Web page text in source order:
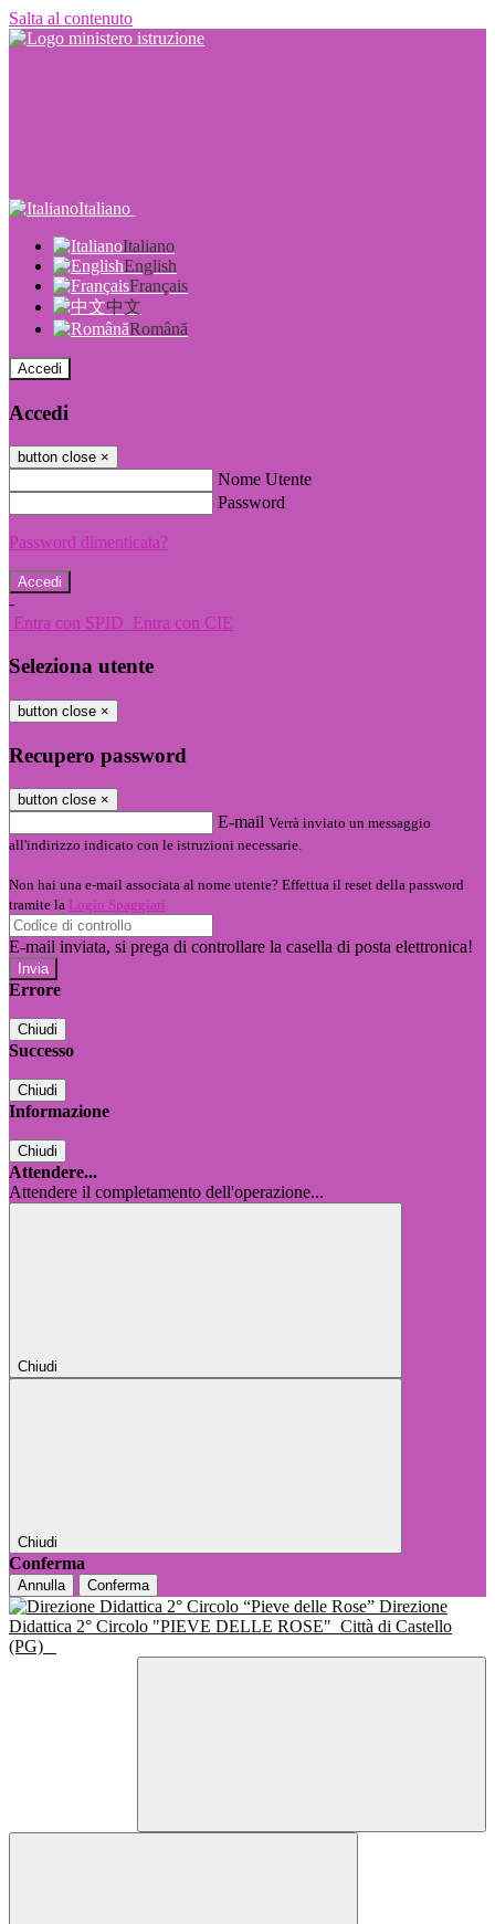
Salta al contenuto
Italiano
Italiano
English
Français
中文
Română
Accedi
Accedi
button close ×
Nome Utente
Password
Password dimenticata?
-
Entra con SPID Entra con CIE
Seleziona utente
button close ×
Recupero password
button close ×
E-mail Verrà inviato un messaggio
all'indirizzo indicato con le istruzioni necessarie.
Non hai una e-mail associata al nome utente? Effettua il reset della password
tramite la Login Spaggiari
E-mail inviata, si prega di controllare la casella di posta elettronica!
Errore
Chiudi
Successo
Chiudi
Informazione
Chiudi
Attendere...
Attendere il completamento dell'operazione...
Chiudi
Chiudi
Conferma
Annulla Conferma
Direzione
Didattica 2° Circolo "PIEVE DELLE ROSE" Città di Castello
(PG)